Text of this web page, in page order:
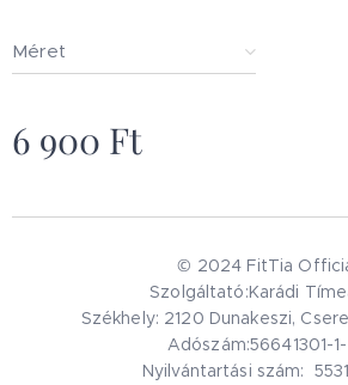
Méret
6 900 Ft
© 2024 FitTia
Szolgáltató:Karádi
Székhely: 2120 Dunakeszi,
Adószám:56641301-1-
Nyilvántartási szám: